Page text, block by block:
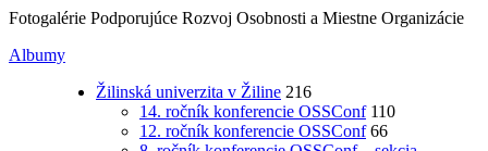
Fotogalérie Podporujúce Rozvoj Osobnosti a Miestne Organizácie
Albumy
Žilinská univerzita v Žiline 216
14. ročník konferencie OSSConf 110
12. ročník konferencie OSSConf 66